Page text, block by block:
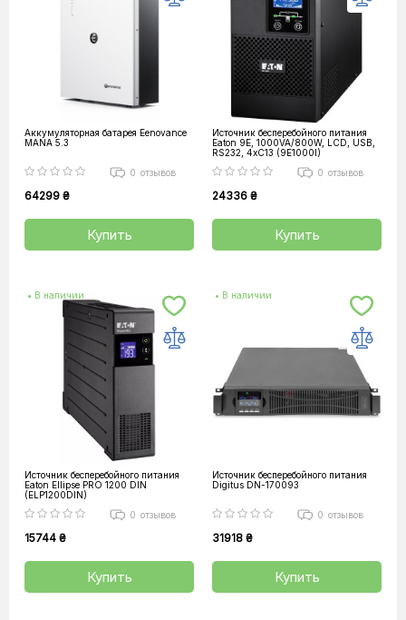
Аккумуляторная батарея Eenovance
MANA 5.3
0 отзывов
64299 ₴
Купить
Источник бесперебойного питания
Eaton 9E, 1000VA/800W, LCD, USB,
RS232, 4xC13 (9E1000I)
0 отзывов
24336 ₴
Купить
• В наличии
Источник бесперебойного питания
Eaton Ellipse PRO 1200 DIN
(ELP1200DIN)
0 отзывов
15744 ₴
Купить
• В наличии
Источник бесперебойного питания
Digitus DN-170093
0 отзывов
31918 ₴
Купить